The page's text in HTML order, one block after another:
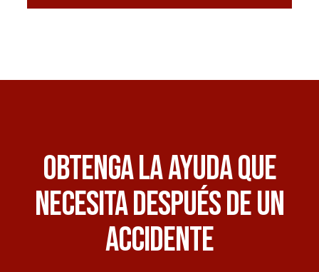
Obtenga La Ayuda Que
Necesita Después De Un
Accidente